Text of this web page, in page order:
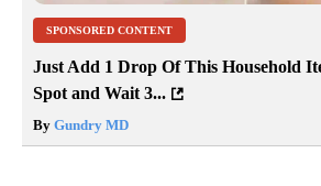
SPONSORED CONTENT
Just Add 1 Drop Of This Household
Spot and Wait 3...
By Gundry MD